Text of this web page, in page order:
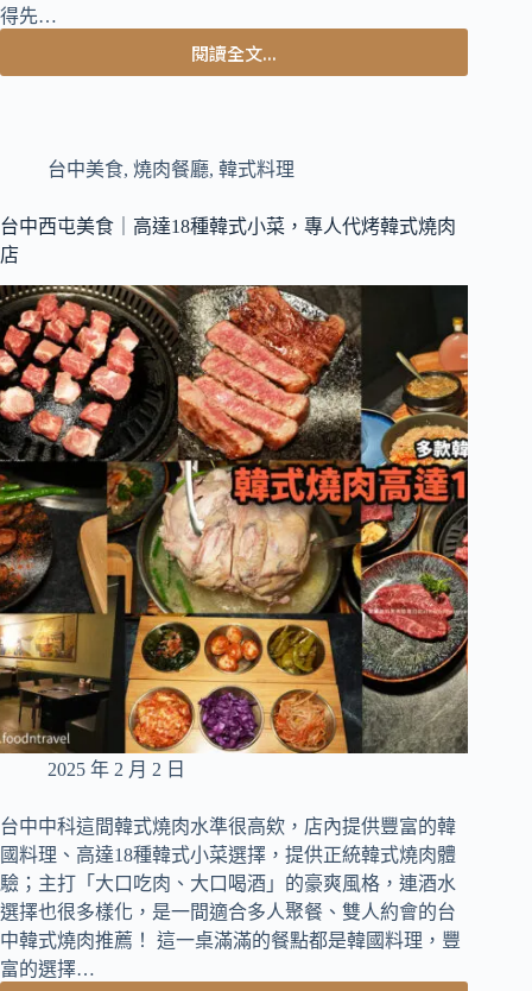
得先…
閱讀全文...
台
美
｜
韓
人
開
的
人
氣
炸
醬
麵、
炒
碼
麵
專
賣
店
台中美食, 燒肉餐廳, 韓式料理
台中西屯美食｜高達18種韓式小菜，專人代烤韓式燒肉
店
2025 年 2 月 2 日
台中中科這間韓式燒肉水準很高欸，店內提供豐富的韓
國料理、高達18種韓式小菜選擇，提供正統韓式燒肉體
驗；主打「大口吃肉、大口喝酒」的豪爽風格，連酒水
選擇也很多樣化，是一間適合多人聚餐、雙人約會的台
中韓式燒肉推薦！ 這一桌滿滿的餐點都是韓國料理，豐
富的選擇…